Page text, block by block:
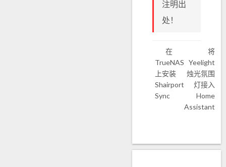
注明出
处！
在
TrueNAS
上安装
Shairport
Sync
将
Yeelight
烛光氛围
灯接入
Home
Assistant